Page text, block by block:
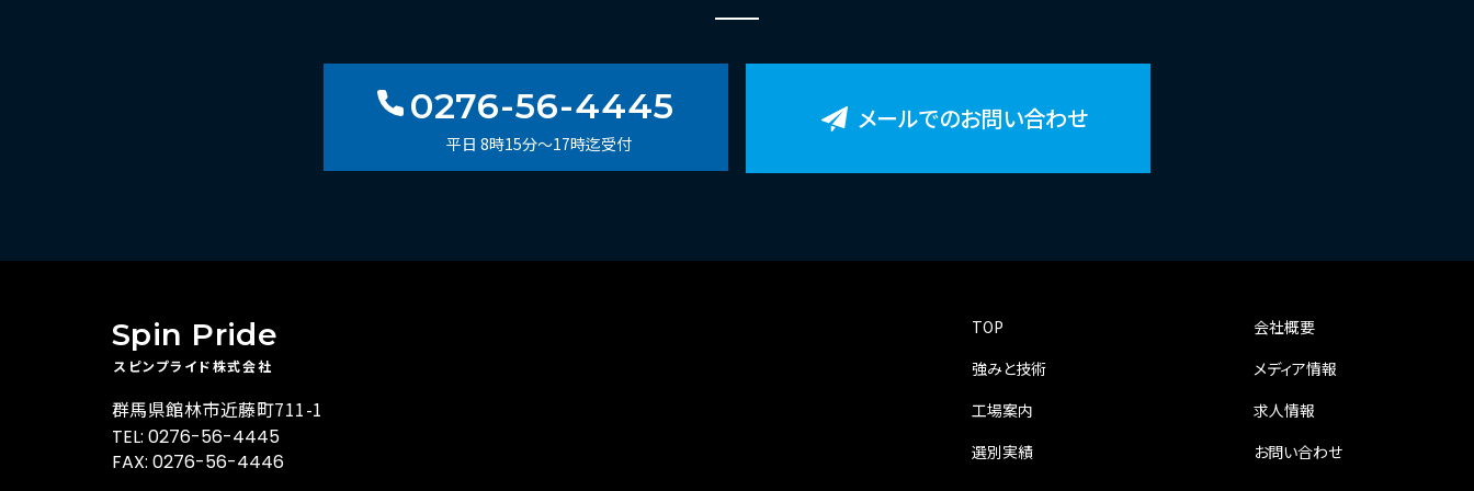
0276-56-4445
平日 8時15分～17時迄受付
メールでのお問い合わせ
Spin Pride
スピンプライド株式会社
群馬県館林市近藤町711-1
TEL: 0276-56-4445
FAX: 0276-56-4446
TOP
強みと技術
工場案内
選別実績
会社概要
メディア情報
求人情報
お問い合わせ